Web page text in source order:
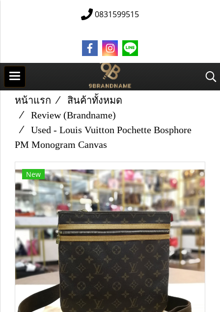
0831599515
หน้าแรก
สินค้าทั้งหมด
Review (Brandname)
Used - Louis​ Vuitton​ Pochette​ Bosphore
PM​ Monogram Canvas​
New